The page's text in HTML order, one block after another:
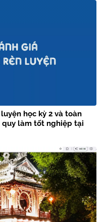
học kỳ 2 và toàn
quy làm tốt nghiệp tại